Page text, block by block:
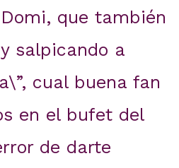
que también
salpicando a
cual buena fan
en el bufet del
de darte